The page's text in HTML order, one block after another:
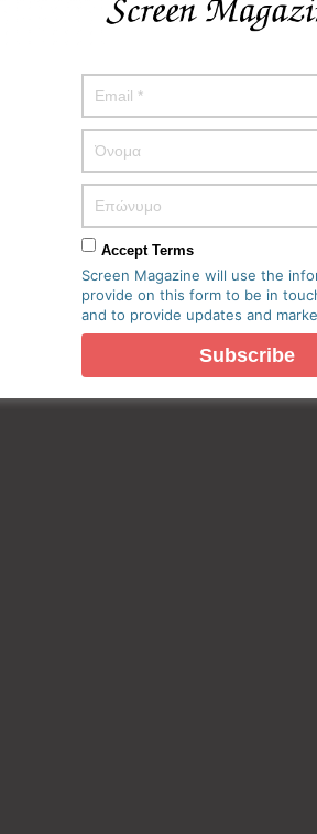
Accept Terms
Screen Magazine will use the
provide on this form to be in
and to provide updates and